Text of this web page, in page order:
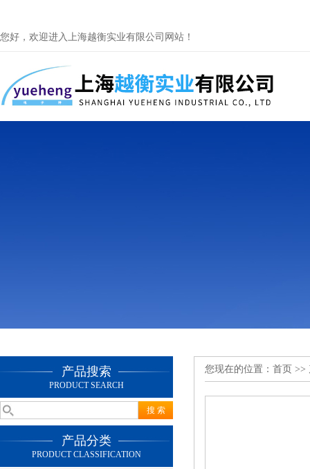
您好，欢迎进入上海越衡实业有限公司网站！
产品搜索
PRODUCT SEARCH
产品分类
PRODUCT CLASSIFICATION
您现在的位置： 首页 >>